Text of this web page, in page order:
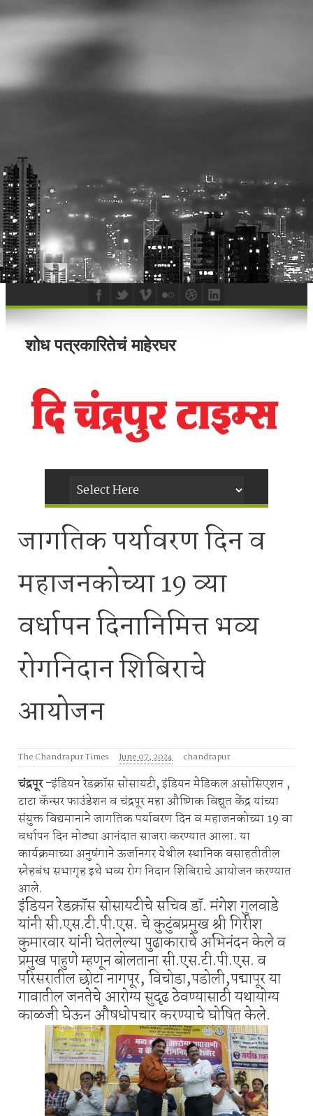
शोध पत्रकारितेचं माहेरघर
जागतिक पर्यावरण दिन व
महाजनकोच्या 19 व्या
वर्धापन दिनानिमित्त भव्य
रोगनिदान शिबिराचे
आयोजन
The Chandrapur Times June 07, 2024 chandrapur
चंद्रपूर -इंडियन रेडक्रॉस सोसायटी, इंडियन मेडिकल असोसिएशन ,
टाटा कॅन्सर फाउंडेशन व चंद्रपूर महा औष्णिक विद्युत केंद्र यांच्या
संयुक्त विद्यमानाने जागतिक पर्यावरण दिन व महाजनकोच्या 19 वा
वर्धापन दिन मोठ्या आनंदात साजरा करण्यात आला. या
कार्यक्रमाच्या अनुषंगाने ऊर्जानगर येथील स्थानिक वसाहतीतील
स्नेहबंध सभागृह इथे भव्य रोग निदान शिबिराचे आयोजन करण्यात
आले.
इंडियन रेडक्रॉस सोसायटीचे सचिव डॉ. मंगेश गुलवाडे
यांनी सी.एस.टी.पी.एस. चे कुटुंबप्रमुख श्री गिरीश
कुमारवार यांनी घेतलेल्या पुढाकाराचे अभिनंदन केले व
प्रमुख पाहुणे म्हणून बोलताना सी.एस.टी.पी.एस. व
परिसरातील छोटा नागपूर, विचोडा,पडोली,पद्मापूर या
गावातील जनतेचे आरोग्य सुदृढ ठेवण्यासाठी यथायोग्य
काळजी घेऊन औषधोपचार करण्याचे घोषित केले.